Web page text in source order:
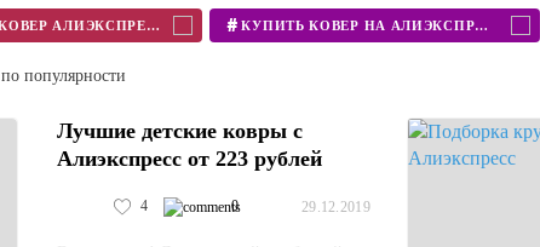
КОВЕР АЛИЭКСПРЕСС # КУПИТЬ КОВЕР НА АЛИЭКСПРЕСС
по популярности
Лучшие детские ковры с
Алиэкспресс от 223 рублей
4 0 29.12.2019